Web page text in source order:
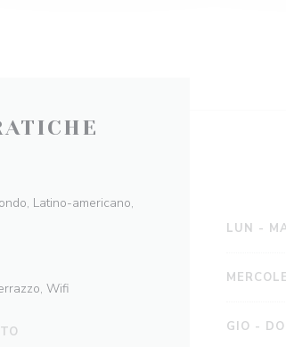
Latino-americano,
Wifi
LUN -
GIO -